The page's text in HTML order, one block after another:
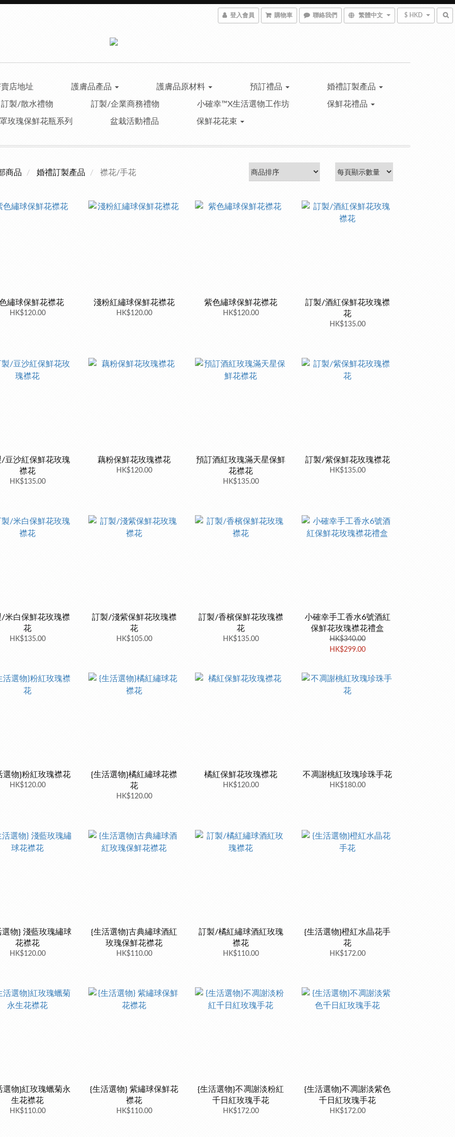
登入會員 購物車 聯絡我們 繁體中文 $ HKD
店地址 護膚品產品 護膚品原材料 預訂禮品 婚禮訂製產品
訂製/散水禮物 訂製/企業商務禮物 小確幸™X生活選物工作坊 保鮮花禮品
玫瑰保鮮花瓶系列 盆栽活動禮品 保鮮花花束
商品 婚禮訂製產品 襟花/手花
繡球保鮮花襟花
HK$120.00
淺粉紅繡球保鮮花襟花
HK$120.00
紫色繡球保鮮花襟花
HK$120.00
訂製/酒紅保鮮花玫瑰襟
花
HK$135.00
豆沙紅保鮮花玫瑰
襟花
HK$135.00
藕粉保鮮花玫瑰襟花
HK$120.00
預訂酒紅玫瑰滿天星保鮮
花襟花
HK$135.00
訂製/紫保鮮花玫瑰襟花
HK$135.00
米白保鮮花玫瑰襟
花
HK$135.00
訂製/淺紫保鮮花玫瑰襟
花
HK$105.00
訂製/香檳保鮮花玫瑰襟
花
HK$135.00
小確幸手工香水6號酒紅
保鮮花玫瑰襟花禮盒
HK$340.00
HK$299.00
選物}粉紅玫瑰襟花
HK$120.00
{生活選物}橘紅繡球花襟
花
HK$120.00
橘紅保鮮花玫瑰襟花
HK$120.00
不凋謝桃紅玫瑰珍珠手花
HK$180.00
選物} 淺藍玫瑰繡球
花襟花
HK$120.00
{生活選物}古典繡球酒紅
玫瑰保鮮花襟花
HK$110.00
訂製/橘紅繡球酒紅玫瑰
襟花
HK$110.00
{生活選物}橙紅水晶花手
花
HK$172.00
選物}紅玫瑰蠟菊永
生花襟花
HK$110.00
{生活選物} 紫繡球保鮮花
襟花
HK$110.00
{生活選物}不凋謝淡粉紅
千日紅玫瑰手花
HK$172.00
{生活選物}不凋謝淡紫色
千日紅玫瑰手花
HK$172.00